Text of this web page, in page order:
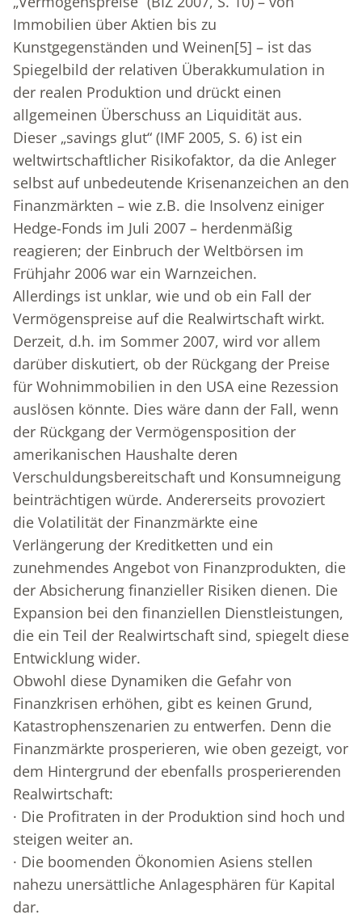
Immobilien über Aktien bis zu
Kunstgegenständen und Weinen[5] – ist das
Spiegelbild der relativen Überakkumulation in
der realen Produktion und drückt einen
allgemeinen Überschuss an Liquidität aus.
Dieser „savings glut“ (IMF 2005, S. 6) ist ein
weltwirtschaftlicher Risikofaktor, da die Anleger
selbst auf unbedeutende Krisenanzeichen an den
Finanzmärkten – wie z.B. die Insolvenz einiger
Hedge-Fonds im Juli 2007 – herdenmäßig
reagieren; der Einbruch der Weltbörsen im
Frühjahr 2006 war ein Warnzeichen.
Allerdings ist unklar, wie und ob ein Fall der
Vermögenspreise auf die Realwirtschaft wirkt.
Derzeit, d.h. im Sommer 2007, wird vor allem
darüber diskutiert, ob der Rückgang der Preise
für Wohnimmobilien in den USA eine Rezession
auslösen könnte. Dies wäre dann der Fall, wenn
der Rückgang der Vermögensposition der
amerikanischen Haushalte deren
Verschuldungsbereitschaft und Konsumneigung
beinträchtigen würde. Andererseits provoziert
die Volatilität der Finanzmärkte eine
Verlängerung der Kreditketten und ein
zunehmendes Angebot von Finanzprodukten, die
der Absicherung finanzieller Risiken dienen. Die
Expansion bei den finanziellen Dienstleistungen,
die ein Teil der Realwirtschaft sind, spiegelt diese
Entwicklung wider.
Obwohl diese Dynamiken die Gefahr von
Finanzkrisen erhöhen, gibt es keinen Grund,
Katastrophenszenarien zu entwerfen. Denn die
Finanzmärkte prosperieren, wie oben gezeigt, vor
dem Hintergrund der ebenfalls prosperierenden
Realwirtschaft:
· Die Profitraten in der Produktion sind hoch und
steigen weiter an.
· Die boomenden Ökonomien Asiens stellen
nahezu unersättliche Anlagesphären für Kapital
dar.